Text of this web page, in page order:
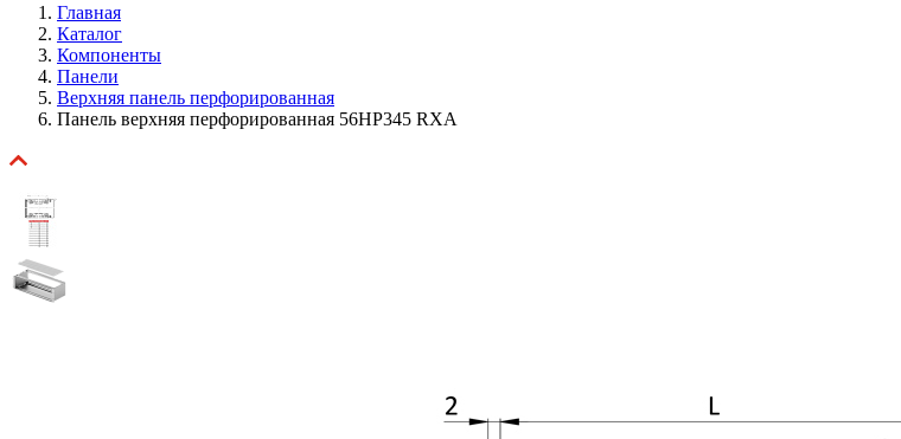
Главная
Каталог
Компоненты
Панели
Верхняя панель перфорированная
Панель верхняя перфорированная 56HP345 RXA